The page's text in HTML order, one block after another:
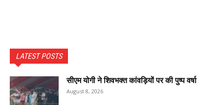
LATEST POSTS
सीएम योगी ने शिवभक्त कांवड़ियों पर की पुष्प वर्षा
August 8, 2026